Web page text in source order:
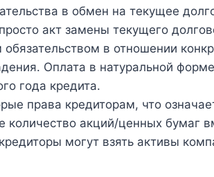
в обмен на текущее
акт замены текущего
в отношении
Оплата в натуральной
года кредита.
права кредиторам, что
количество акций/ценных бумаг
могут взять активы